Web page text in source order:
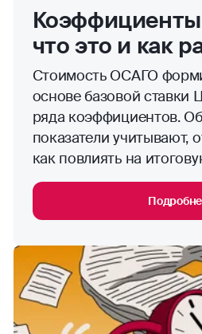
что это и как
Стоимость ОСАГО
основе базовой ставки
ряда коэффициентов.
показатели учитывают,
как повлиять на